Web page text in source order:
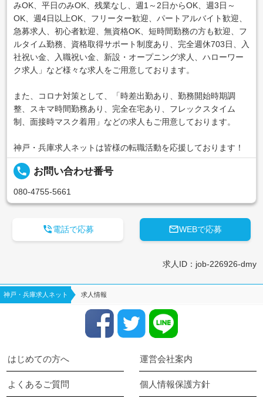
みOK、平日のみOK、残業なし、週1～2日からOK、週3日～
OK、週4日以上OK、フリーター歓迎、パートアルバイト歓迎、
急募求人、初心者歓迎、無資格OK、短時間勤務の方も歓迎、フ
ルタイム勤務、資格取得サポート制度あり、完全週休703日、入
社祝い金、入職祝い金、新設・オープニング求人、ハローワー
ク求人」など様々な求人をご用意しております。
また、コロナ対策として、「時差出勤あり、勤務開始時期調
整、スキマ時間勤務あり、完全在宅あり、フレックスタイム
制、面接時マスク着用」などの求人もご用意しております。
神戸・兵庫求人ネットは皆様の転職活動を応援しております！
local_phone お問い合わせ番号
080-4755-5661
WEBで応募
電話で応募
求人ID：job-226926-dmy
神戸・兵庫求人ネット 求人情報
はじめての方へ 運営会社案内
よくあるご質問 個人情報保護方針